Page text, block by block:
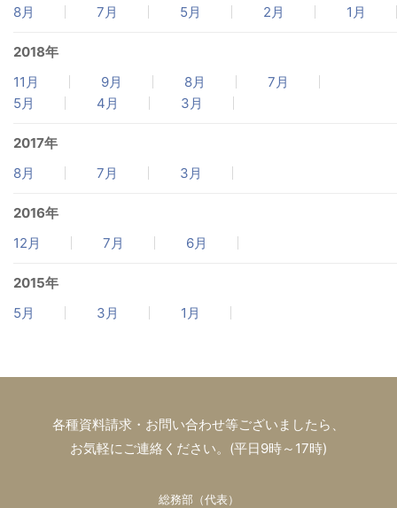
8月
7月 5月 2月 1月
2018年
11月
9月 8月
7月
5月
4月 3月
2017年
8月
7月 3月
2016年
12月
7月 6月
2015年
5月
3月 1月
各種資料請求・お問い合わせ等ございましたら、
お気軽にご連絡ください。(平日9時～17時)
総務部（代表）